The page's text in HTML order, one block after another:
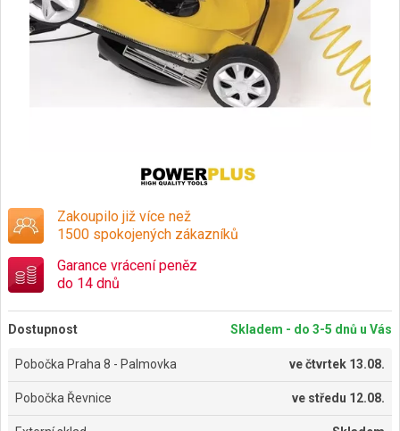
Zakoupilo již více než
1500 spokojených zákazníků
Garance vrácení peněz
do 14 dnů
Dostupnost Skladem - do 3-5 dnů u Vás
Pobočka Praha 8 - Palmovka večtvrtek 13.08.
Pobočka Řevnice ve středu 12.08.